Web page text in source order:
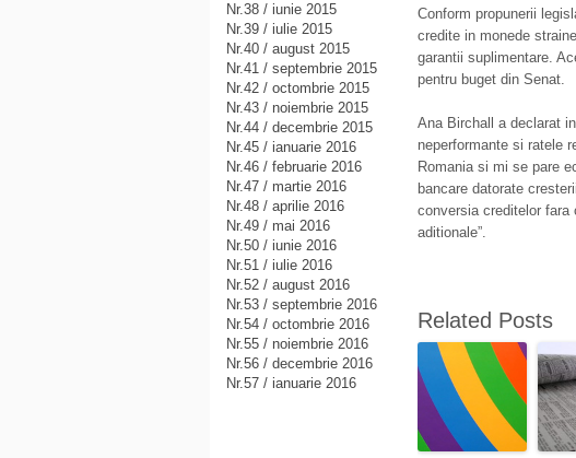
Conform propunerii
credite in monede
garantii suplimentare.
pentru buget din Senat.
Ana Birchall a declarat
neperformante si ratele
Romania si mi se pare
bancare datorate
conversia creditelor fara
aditionale”.
Related Posts
Nr.38 / iunie 2015
Nr.39 / iulie 2015
Nr.40 / august 2015
Nr.41 / septembrie 2015
Nr.42 / octombrie 2015
Nr.43 / noiembrie 2015
Nr.44 / decembrie 2015
Nr.45 / ianuarie 2016
Nr.46 / februarie 2016
Nr.47 / martie 2016
Nr.48 / aprilie 2016
Nr.49 / mai 2016
Nr.50 / iunie 2016
Nr.51 / iulie 2016
Nr.52 / august 2016
Nr.53 / septembrie 2016
Nr.54 / octombrie 2016
Nr.55 / noiembrie 2016
Nr.56 / decembrie 2016
Nr.57 / ianuarie 2016